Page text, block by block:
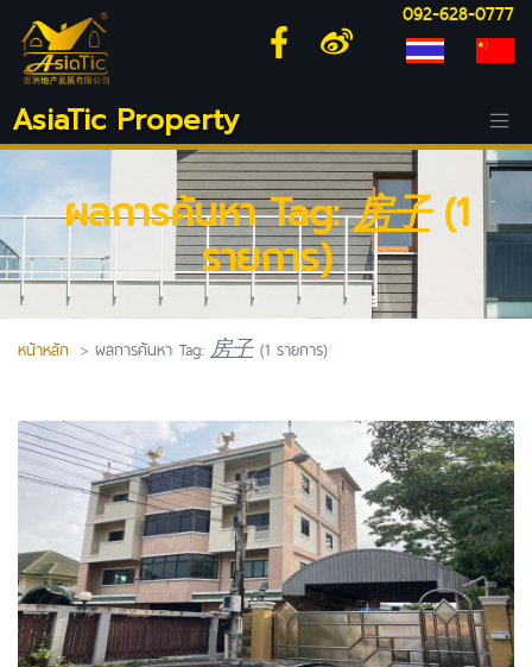
092-628-0777
AsiaTic Property
ผลการค้นหา Tag:房子(1
รายการ)
หน้าหลัก ผลการค้นหา Tag: 房子(1 รายการ)